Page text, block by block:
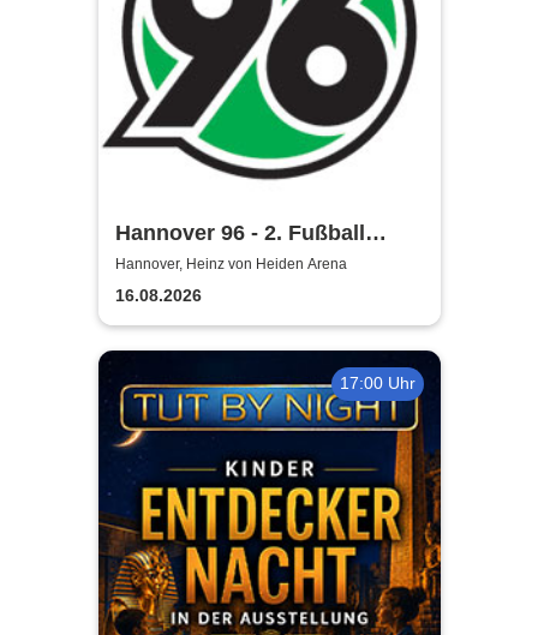
Hannover 96 - 2. Fußball
Bundesliga Saison 2026/27
Hannover, Heinz von Heiden Arena
16.08.2026
17:00 Uhr